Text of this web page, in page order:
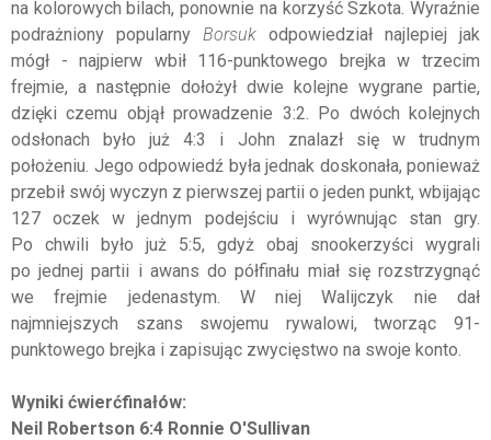
na kolorowych bilach, ponownie na korzyść Szkota. Wyraźnie
podrażniony popularny Borsuk odpowiedział najlepiej jak
mógł - najpierw wbił 116-punktowego brejka w trzecim
frejmie, a następnie dołożył dwie kolejne wygrane partie,
dzięki czemu objął prowadzenie 3:2. Po dwóch kolejnych
odsłonach było już 4:3 i John znalazł się w trudnym
położeniu. Jego odpowiedź była jednak doskonała, ponieważ
przebił swój wyczyn z pierwszej partii o jeden punkt, wbijając
127 oczek w jednym podejściu i wyrównując stan gry.
Po chwili było już 5:5, gdyż obaj snookerzyści wygrali
po jednej partii i awans do półfinału miał się rozstrzygnąć
we frejmie jedenastym. W niej Walijczyk nie dał
najmniejszych szans swojemu rywalowi, tworząc 91-
punktowego brejka i zapisując zwycięstwo na swoje konto.
Wyniki ćwierćfinałów:
Neil Robertson 6:4 Ronnie O'Sullivan